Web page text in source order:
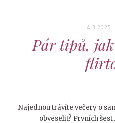
4.3.2025
Pár tipů,
Najednou trávíte večery o
obveselit? Prvních